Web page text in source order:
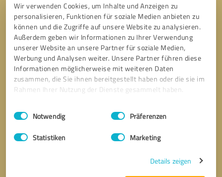
Wir verwenden Cookies, um Inhalte und Anzeigen zu
personalisieren, Funktionen für soziale Medien anbieten zu
können und die Zugriffe auf unsere Website zu analysieren.
Außerdem geben wir Informationen zu Ihrer Verwendung
unserer Website an unsere Partner für soziale Medien,
Werbung und Analysen weiter. Unsere Partner führen diese
Informationen möglicherweise mit weiteren Daten
zusammen, die Sie ihnen bereitgestellt haben oder die sie im
Rahmen Ihrer Nutzung der Dienste gesammelt haben.
Impressum Datenschutzbestimmungen
Einwilligungsauswahl
Notwendig Präferenzen
Statistiken Marketing
Details zeigen